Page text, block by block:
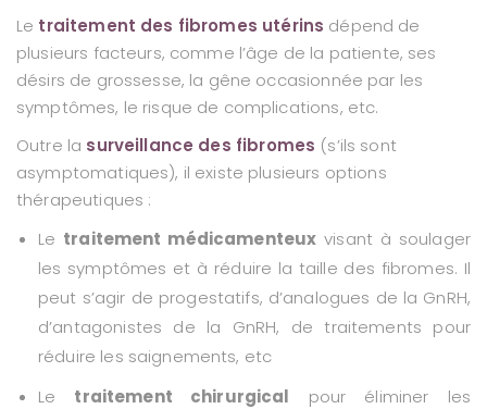
Le traitement des fibromes utérins dépend de
plusieurs facteurs, comme l’âge de la patiente, ses
désirs de grossesse, la gêne occasionnée par les
symptômes, le risque de complications, etc.
Outre la surveillance des fibromes (s’ils sont
asymptomatiques), il existe plusieurs options
thérapeutiques :
Le traitement médicamenteux visant à soulager
les symptômes et à réduire la taille des fibromes. Il
peut s’agir de progestatifs, d’analogues de la GnRH,
d’antagonistes de la GnRH, de traitements pour
réduire les saignements, etc
Le traitement chirurgical pour éliminer les